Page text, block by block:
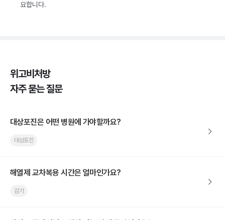
요합니다.
위고비처방
자주 묻는 질문
대상포진은 어떤 병원에 가야할까요?
대상포진
해열제 교차복용 시간은 얼마인가요?
감기